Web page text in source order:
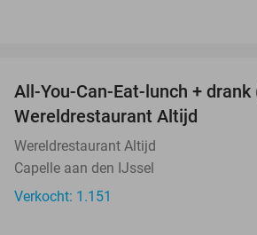
All-You-Can-Eat-lunch + drank
Wereldrestaurant Altijd
Wereldrestaurant Altijd
Capelle aan den IJssel
Verkocht: 1.151